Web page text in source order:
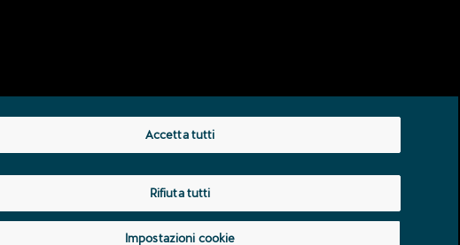
Protezione dei dati Impressum
Impostazioni cookie
Rifiuta tutti
Accetta tutti